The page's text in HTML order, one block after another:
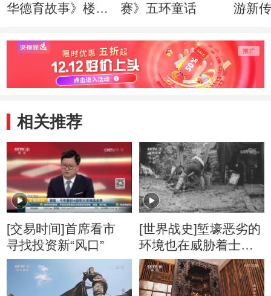
华德育故事》楼护
赛》五环童话
游新
圆满
相关推荐
[交易时间]首席看市
寻找投资新“风口”
[世界战史]堑壕恶劣的
环境也在威胁着士兵
们的健康